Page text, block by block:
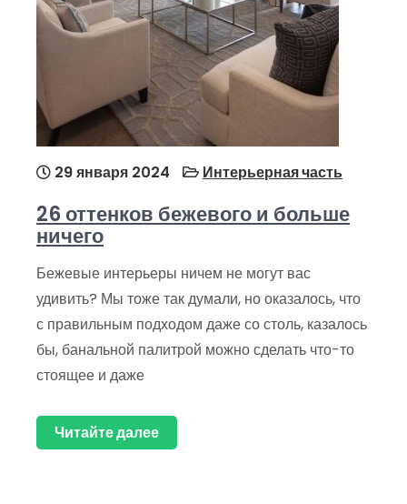
29 января 2024 Интерьерная часть
26 оттенков бежевого и больше
ничего
Бежевые интерьеры ничем не могут вас
удивить? Мы тоже так думали, но оказалось, что
с правильным подходом даже со столь, казалось
бы, банальной палитрой можно сделать что-то
стоящее и даже
Читайте далее